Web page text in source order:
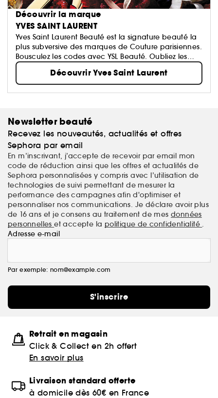
Découvrir la marque
YVES SAINT LAURENT
Yves Saint Laurent Beauté est la signature beauté la
plus subversive des marques de Couture parisiennes.
Bousculez les codes avec YSL Beauté. Oubliez les
règles…
Découvrir Yves Saint Laurent
Newsletter beauté
Recevez les nouveautés, actualités et offres
Sephora par email
En m’inscrivant, j’accepte de recevoir par email mon
code de réduction ainsi que les offres et actualités de
Sephora personnalisées y compris avec l’utilisation de
technologies de suivi permettant de mesurer la
performance des campagnes afin d'optimiser et
personnaliser nos communications. Je déclare avoir plus
de 16 ans et je consens au traitement de mes données
personnelleset accepte la politique de confidentialité .
Adresse e-mail
Par exemple: nom@example.com
S'inscrire
Retrait en magasin
Click & Collect en 2h offert
En savoir plus
Livraison standard offerte
à domicile dès 60€ en France